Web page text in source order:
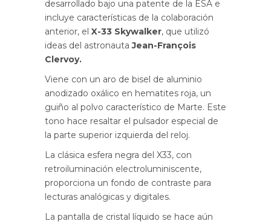
desarrollado bajo una patente de la ESA e
incluye características de la colaboración
anterior, el X-33 Skywalker, que utilizó
ideas del astronautaJean-François
Clervoy.
Viene con un aro de bisel de aluminio
anodizado oxálico en hematites roja, un
guiño al polvo característico de Marte. Este
tono hace resaltar el pulsador especial de
la parte superior izquierda del reloj.
La clásica esfera negra del X33, con
retroiluminación electroluminiscente,
proporciona un fondo de contraste para
lecturas analógicas y digitales.
La pantalla de cristal líquido se hace aún